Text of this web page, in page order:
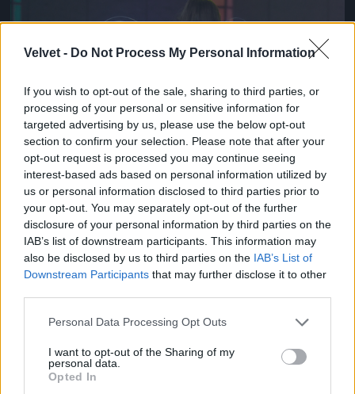
Velvet - Do Not Process My Personal Information
If you wish to opt-out of the sale, sharing to third parties, or
processing of your personal or sensitive information for
targeted advertising by us, please use the below opt-out
section to confirm your selection. Please note that after your
opt-out request is processed you may continue seeing
interest-based ads based on personal information utilized by
us or personal information disclosed to third parties prior to
your opt-out. You may separately opt-out of the further
disclosure of your personal information by third parties on the
IAB’s list of downstream participants. This information may
also be disclosed by us to third parties on the IAB’s List of
Downstream Participants that may further disclose it to other
Please note that this website/app uses one or more Google
not limited to your visit or usage behaviour. You may click to
grant or deny consent to Google and its third-party tags to
use your data for below specified purposes in below Google
Personal Data Processing Opt Outs
I want to opt-out of the Sharing of my
personal data.
Opted In